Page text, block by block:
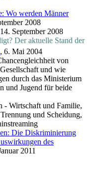
Wo werden Männer
2008
September 2008
Der aktuelle Stand der
, 6. Mai 2004
von
und wie
durch das Ministerium
und Jugend für beide
- Wirtschaft und Familie,
und Scheidung,
Die Diskriminierung
des
2011